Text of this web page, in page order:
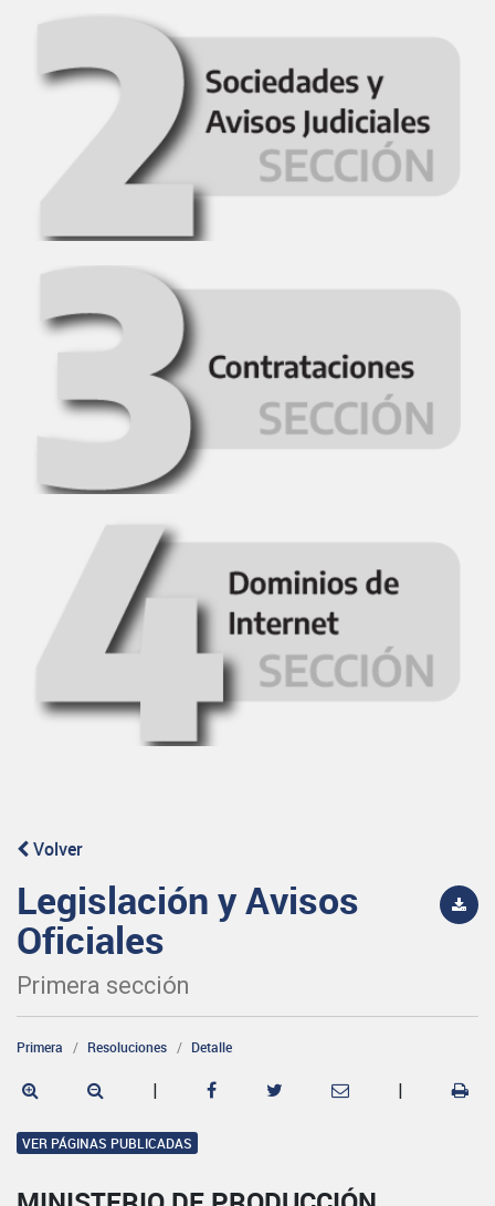
Volver
Legislación y Avisos
Oficiales
Primera sección
Primera Resoluciones Detalle
| |
VER PÁGINAS PUBLICADAS